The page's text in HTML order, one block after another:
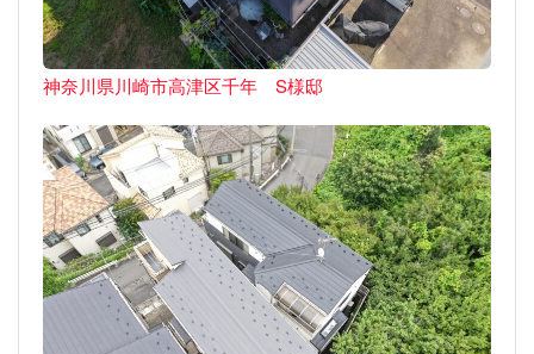
神奈川県川崎市高津区千年 S様邸